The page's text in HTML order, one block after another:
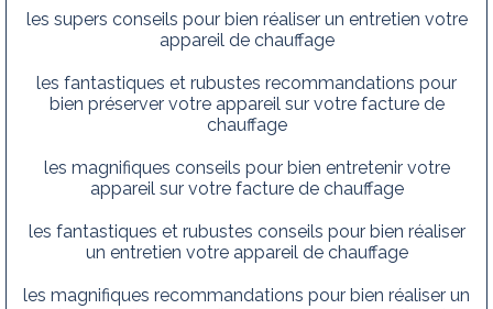
les supers conseils pour bien réaliser un entretien votre
appareil de chauffage
les fantastiques et rubustes recommandations pour
bien préserver votre appareil sur votre facture de
chauffage
les magnifiques conseils pour bien entretenir votre
appareil sur votre facture de chauffage
les fantastiques et rubustes conseils pour bien réaliser
un entretien votre appareil de chauffage
les magnifiques recommandations pour bien réaliser un